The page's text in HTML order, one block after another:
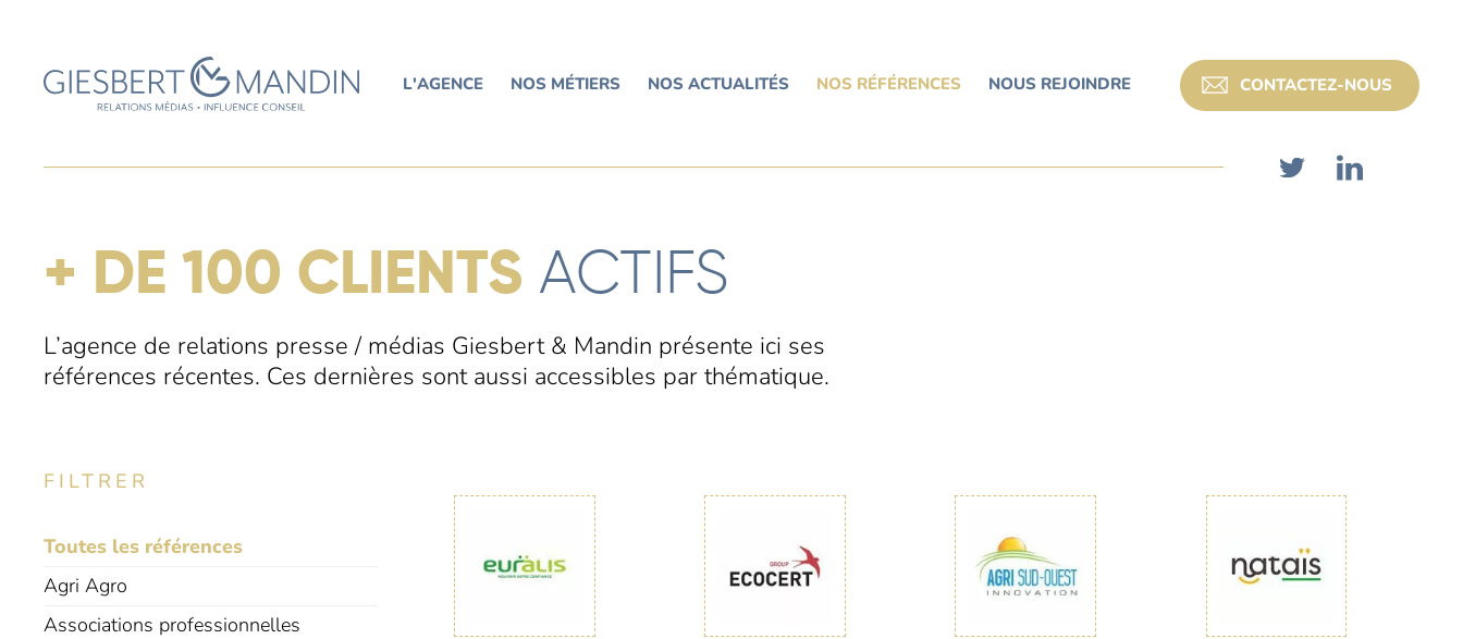
L'AGENCE NOS MÉTIERS NOS ACTUALITÉS NOS RÉFÉRENCES NOUS REJOINDRE CONTACTEZ-NOUS
+ DE 100 CLIENTS ACTIFS
L’agence de relations presse / médias Giesbert & Mandin présente ici ses
références récentes. Ces dernières sont aussi accessibles par thématique.
FILTRER
Toutes les références
Agri Agro
Associations professionnelles